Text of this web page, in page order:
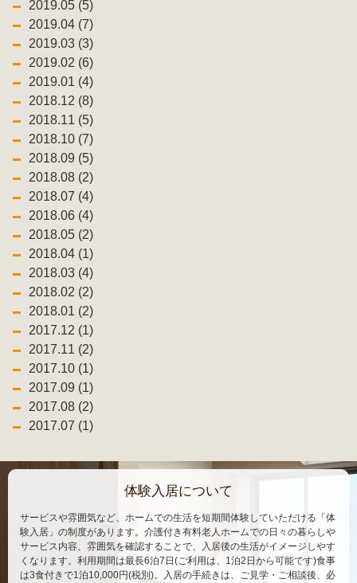
2019.05 (5)
2019.04 (7)
2019.03 (3)
2019.02 (6)
2019.01 (4)
2018.12 (8)
2018.11 (5)
2018.10 (7)
2018.09 (5)
2018.08 (2)
2018.07 (4)
2018.06 (4)
2018.05 (2)
2018.04 (1)
2018.03 (4)
2018.02 (2)
2018.01 (2)
2017.12 (1)
2017.11 (2)
2017.10 (1)
2017.09 (1)
2017.08 (2)
2017.07 (1)
体験入居について
サービスや雰囲気など、ホームでの生活を短期間体験していただける「体
験入居」の制度があります。介護付き有料老人ホームでの日々の暮らしや
サービス内容、雰囲気を確認することで、入居後の生活がイメージしやす
くなります。利用期間は最長6泊7日(ご利用は、1泊2日から可能です)食事
は3食付きで1泊10,000円(税別)。入居の手続きは、ご見学・ご相談後、必